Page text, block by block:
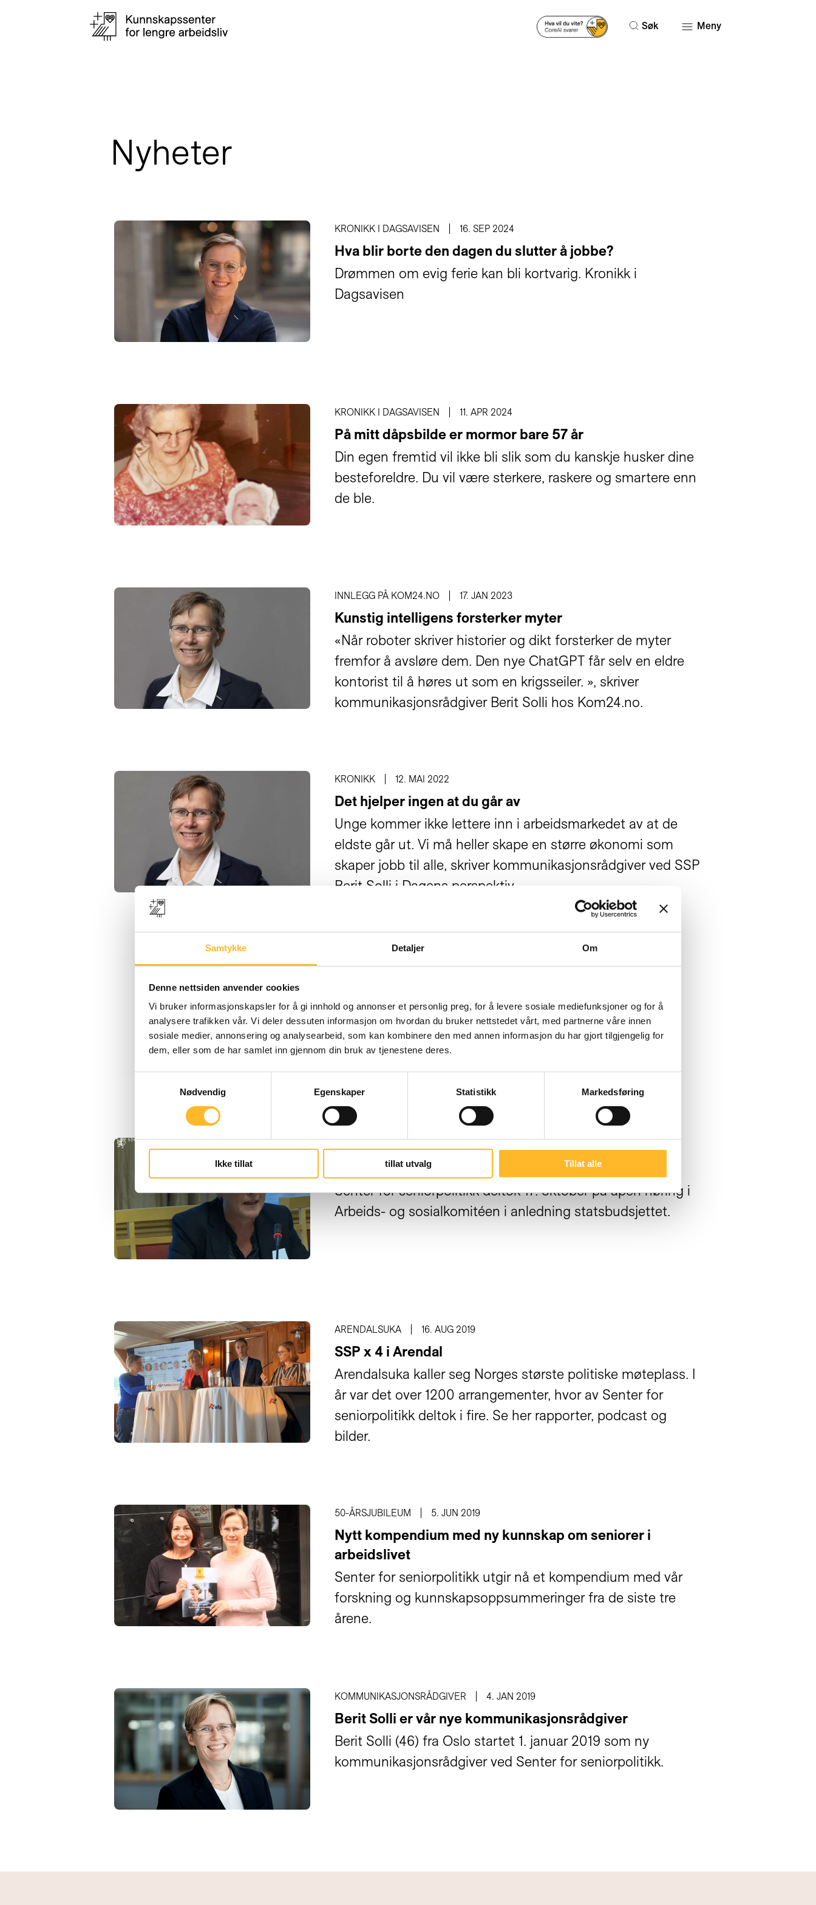
Samtykke Detaljer Om
Denne nettsiden anvender cookies
Vi bruker informasjonskapsler for å gi innhold og annonser et personlig preg, for å levere sosiale mediefunksjoner og for å
analysere trafikken vår. Vi deler dessuten informasjon om hvordan du bruker nettstedet vårt, med partnerne våre innen
sosiale medier, annonsering og analysearbeid, som kan kombinere den med annen informasjon du har gjort tilgjengelig for
dem, eller som de har samlet inn gjennom din bruk av tjenestene deres.
Nødvendig
Egenskaper Statistikk Markedsføring
Ikke tillat tillat utvalg Tillat alle
Søk Meny
Nyheter
KRONIKK I DAGSAVISEN 16. SEP 2024
Hva blir borte den dagen du slutter å jobbe?
Drømmen om evig ferie kan bli kortvarig. Kronikk i
Dagsavisen
KRONIKK I DAGSAVISEN 11. APR 2024
På mitt dåpsbilde er mormor bare 57 år
Din egen fremtid vil ikke bli slik som du kanskje husker dine
besteforeldre. Du vil være sterkere, raskere og smartere enn
de ble.
INNLEGG PÅ KOM24.NO 17. JAN 2023
Kunstig intelligens forsterker myter
«Når roboter skriver historier og dikt forsterker de myter
fremfor å avsløre dem. Den nye ChatGPT får selv en eldre
kontorist til å høres ut som en krigsseiler. », skriver
kommunikasjonsrådgiver Berit Solli hos Kom24.no.
KRONIKK 12. MAI 2022
Det hjelper ingen at du går av
Unge kommer ikke lettere inn i arbeidsmarkedet av at de
eldste går ut. Vi må heller skape en større økonomi som
skaper jobb til alle, skriver kommunikasjonsrådgiver ved SSP
Berit Solli i Dagens perspektiv.
Senter for seniorpolitikk fornyer nettsidene. Vi spisser
innholdet mot hva vi kan gjøre for deg, og pusser opp
designet. Fortell hva du synes!
SSP på høring hos Stortingskomité
Senter for seniorpolitikk deltok 17. oktober på åpen høring i
Arbeids- og sosialkomitéen i anledning statsbudsjettet.
ARENDALSUKA 16. AUG 2019
SSP x 4 i Arendal
Arendalsuka kaller seg Norges største politiske møteplass. I
år var det over 1200 arrangementer, hvor av Senter for
seniorpolitikk deltok i fire. Se her rapporter, podcast og
bilder.
50-ÅRSJUBILEUM 5. JUN 2019
Nytt kompendium med ny kunnskap om seniorer i
arbeidslivet
Senter for seniorpolitikk utgir nå et kompendium med vår
forskning og kunnskapsoppsummeringer fra de siste tre
årene.
KOMMUNIKASJONSRÅDGIVER 4. JAN 2019
Berit Solli er vår nye kommunikasjonsrådgiver
Berit Solli (46) fra Oslo startet 1. januar 2019 som ny
kommunikasjonsrådgiver ved Senter for seniorpolitikk.